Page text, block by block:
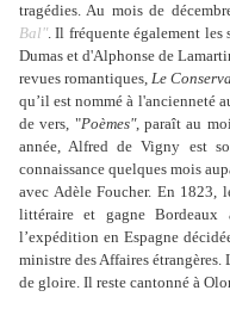
tragédies. Au mois de
Bal". Il fréquente également
Dumas et d'Alphonse de
revues romantiques,Le
qu’il est nommé à l'ancienneté
de vers, "Poèmes", paraît au
année, Alfred de Vigny est
connaissance quelques mois
avec Adèle Foucher. En 1823,
littéraire et gagne Bordeaux
l’expédition en Espagne
ministre des Affaires étrangères.
de gloire. Il reste cantonné à